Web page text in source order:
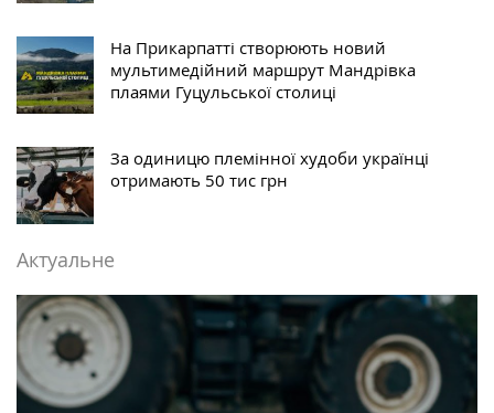
На Прикарпатті створюють новий
мультимедійний маршрут Мандрівка
плаями Гуцульської столиці
За одиницю племінної худоби українці
отримають 50 тис грн
Актуальне